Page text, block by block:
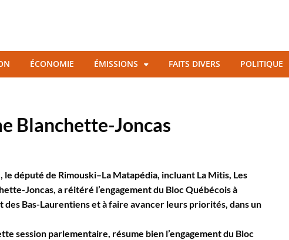
ÉCONOMIE ÉMISSIONS FAITS DIVERS POLITIQUE
Blanchette-Joncas
député de Rimouski–La Matapédia, incluant La Mitis, Les
Joncas, a réitéré l’engagement du Bloc Québécois à
Bas-Laurentiens et à faire avancer leurs priorités, dans un
session parlementaire, résume bien l’engagement du Bloc